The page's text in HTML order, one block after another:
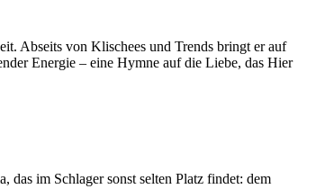
Abseits von Klischees und Trends bringt er auf
Energie – eine Hymne auf die Liebe, das Hier
im Schlager sonst selten Platz findet: dem